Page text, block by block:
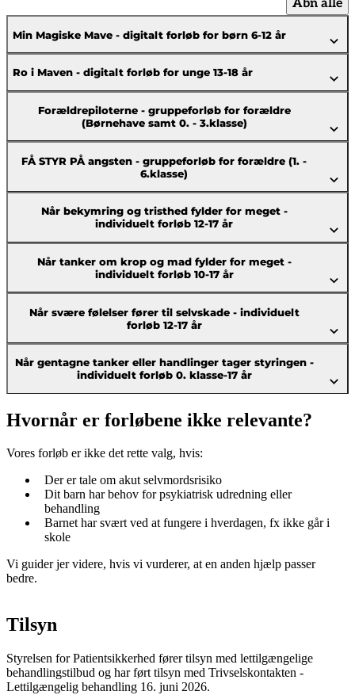
Åbn alle
Min Magiske Mave - digitalt forløb for børn 6-12 år
Ro i Maven - digitalt forløb for unge 13-18 år
Forældrepiloterne - gruppeforløb for forældre
(Børnehave samt 0. - 3.klasse)
FÅ STYR PÅ angsten - gruppeforløb for forældre (1. -
6.klasse)
Når bekymring og tristhed fylder for meget -
individuelt forløb 12-17 år
Når tanker om krop og mad fylder for meget -
individuelt forløb 10-17 år
Når svære følelser fører til selvskade - individuelt
forløb 12-17 år
Når gentagne tanker eller handlinger tager styringen -
individuelt forløb 0. klasse-17 år
Hvornår er forløbene ikke relevante?
Vores forløb er ikke det rette valg, hvis:
Der er tale om akut selvmordsrisiko
Dit barn har behov for psykiatrisk udredning eller
behandling
Barnet har svært ved at fungere i hverdagen, fx ikke går i
skole
Vi guider jer videre, hvis vi vurderer, at en anden hjælp passer
bedre.
Tilsyn
Styrelsen for Patientsikkerhed fører tilsyn med lettilgængelige
behandlingstilbud og har ført tilsyn med Trivselskontakten -
Lettilgængelig behandling 16. juni 2026.